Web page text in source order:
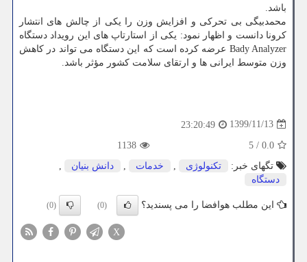
باشد.
محمدبیگی بی تحرکی و افزایش وزن را یکی از چالش های انتشار
کرونا دانست و اظهار نمود: یکی از استارتاپ های این رویداد دستگاه
Bady Analyzer عرضه کرده است که این دستگاه می تواند در کاهش
وزن متوسط ایرانی ها و ارتقای سلامت کشور مؤثر باشد.
1399/11/13
23:20:49
0.0
/
5
1138
تگهای خبر:
تكنولوژی , خدمات , دانش بنیان
,
دستگاه
این مطلب هوافضا را می پسندید؟ (0)
(0)
X